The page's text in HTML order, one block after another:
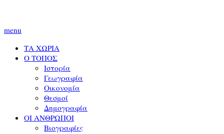
menu
ΤΑ ΧΩΡΙΑ
Ο ΤΟΠΟΣ
Ιστορία
Γεωγραφία
Οικονομία
Θεσμοί
Δημογραφία
ΟΙ ΑΝΘΡΩΠΟΙ
Βιογραφίες